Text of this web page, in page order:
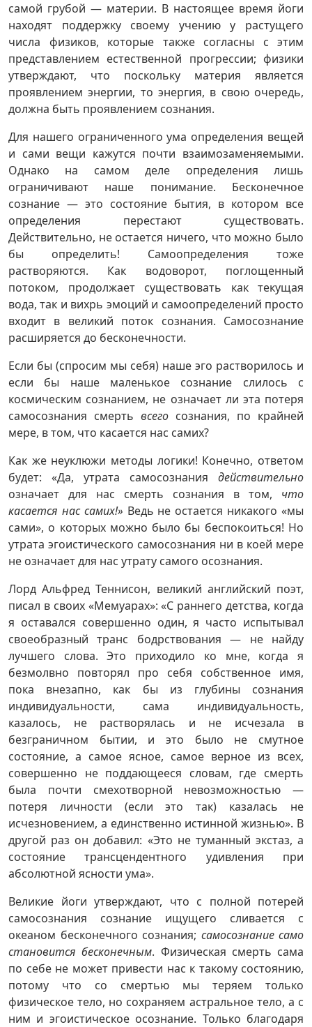
самой грубой — материи. В настоящее время йоги
находят поддержку своему учению у растущего
числа физиков, которые также согласны с этим
представлением естественной прогрессии; физики
утверждают, что поскольку материя является
проявлением энергии, то энергия, в свою очередь,
должна быть проявлением сознания.
Для нашего ограниченного ума определения вещей
и сами вещи кажутся почти взаимозаменяемыми.
Однако на самом деле определения лишь
ограничивают наше понимание. Бесконечное
сознание — это состояние бытия, в котором все
определения перестают существовать.
Действительно, не остается ничего, что можно было
бы определить! Самоопределения тоже
растворяются. Как водоворот, поглощенный
потоком, продолжает существовать как текущая
вода, так и вихрь эмоций и самоопределений просто
входит в великий поток сознания. Самосознание
расширяется до бесконечности.
Если бы (спросим мы себя) наше эго растворилось и
если бы наше маленькое сознание слилось с
космическим сознанием, не означает ли эта потеря
самосознания смерть всего сознания, по крайней
мере, в том, что касается нас самих?
Как же неуклюжи методы логики! Конечно, ответом
будет: «Да, утрата самосознания действительно
означает для нас смерть сознания в том, что
касается нас самих!» Ведь не остается никакого «мы
сами», о которых можно было бы беспокоиться! Но
утрата эгоистического самосознания ни в коей мере
не означает для нас утрату самого осознания.
Лорд Альфред Теннисон, великий английский поэт,
писал в своих «Мемуарах»: «С раннего детства, когда
я оставался совершенно один, я часто испытывал
cвоеобразный транс бодрствования — не найду
лучшего слова. Это приходило ко мне, когда я
безмолвно повторял про себя собственное имя,
пока внезапно, как бы из глубины сознания
индивидуальности, сама индивидуальность,
казалось, не растворялась и не исчезала в
безграничном бытии, и это было не смутное
состояние, а самое ясное, самое верное из всех,
совершенно не поддающееся словам, где смерть
была почти смехотворной невозможностью —
потеря личности (если это так) казалась не
исчезновением, а единственно истинной жизнью». В
другой раз он добавил: «Это не туманный экстаз, а
состояние трансцендентного удивления при
абсолютной ясности ума».
Великие йоги утверждают, что с полной потерей
самосознания сознание ищущего сливается с
океаном бесконечного сознания; самосознание само
становится бесконечным. Физическая смерть сама
по себе не может привести нас к такому состоянию,
потому что со смертью мы теряем только
физическое тело, но сохраняем астральное тело, а с
ним и эгоистическое осознание. Только благодаря